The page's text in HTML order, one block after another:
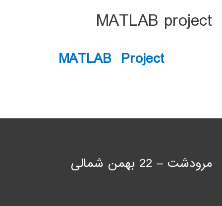
MATLAB project
MATLAB Project
مرودشت – 22 بهمن شمالی